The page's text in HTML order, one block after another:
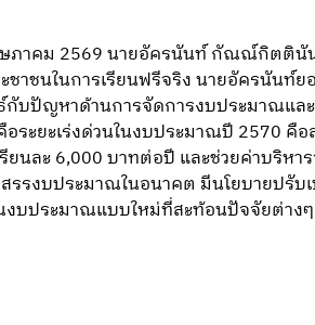
ภาคม 2569 นายอัครนันท์ กัณณ์กิตตินัน
ชาชนในการเรียนฟรีจริง นายอัครนันท์ย
บปัญหาด้านการจัดการงบประมาณและ
ระยะเร่งด่วนในงบประมาณปี 2570 คือ
รียนละ 6,000 บาทต่อปี และช่วยค่าบริ
รรงบประมาณในอนาคต มีนโยบายปรั
บประมาณแบบใหม่ที่สะท้อนปัจจัยต่างๆ